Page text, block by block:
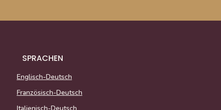
SPRACHEN
Englisch-Deutsch
Französisch-Deutsch